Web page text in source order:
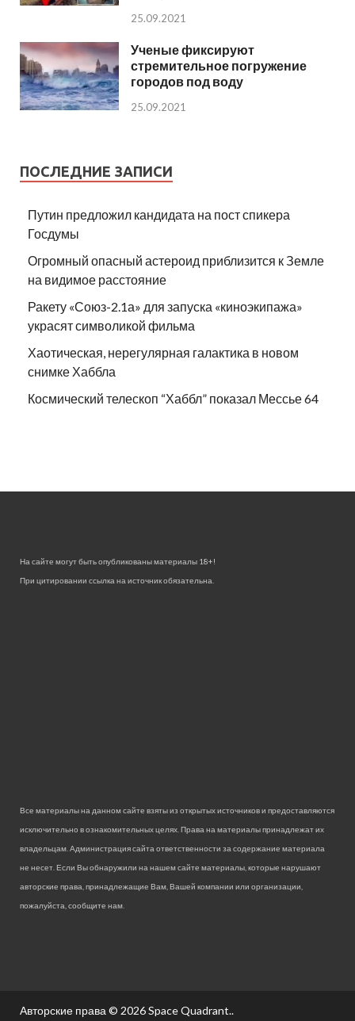
25.09.2021
Ученые фиксируют
стремительное погружение
городов под воду
25.09.2021
ПОСЛЕДНИЕ ЗАПИСИ
Путин предложил кандидата на пост спикера
Госдумы
Огромный опасный астероид приблизится к Земле
на видимое расстояние
Ракету «Союз-2.1а» для запуска «киноэкипажа»
украсят символикой фильма
Хаотическая, нерегулярная галактика в новом
снимке Хаббла
Космический телескоп “Хаббл” показал Мессье 64
На сайте могут быть опубликованы материалы 18+!
При цитировании ссылка на источник обязательна.
Все материалы на данном сайте взяты из открытых источников и предоставляются
исключительно в ознакомительных целях. Права на материалы принадлежат их
владельцам. Администрация сайта ответственности за содержание материала
не несет. Если Вы обнаружили на нашем сайте материалы, которые нарушают
авторские права, принадлежащие Вам, Вашей компании или организации,
пожалуйста, сообщите нам.
Авторские права © 2026Space Quadrant..